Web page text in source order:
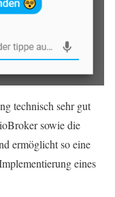
technisch sehr gut
sowie die
ermöglicht so eine
eines